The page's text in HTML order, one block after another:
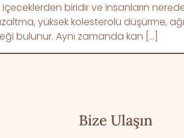
biridir ve insanların
yüksek kolesterolü düşürme,
bulunur. Aynı zamanda kan […]
Bize Ulaşın